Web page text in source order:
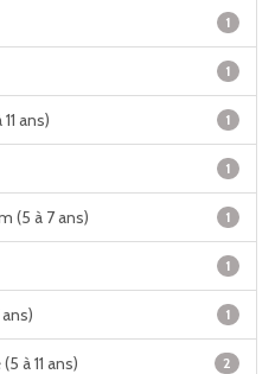
1
1
ans) 1
1
(5 à 7 ans) 1
1
1
à 11 ans) 2